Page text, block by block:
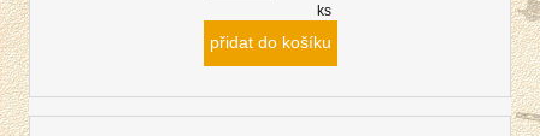
ks
přidat do košíku